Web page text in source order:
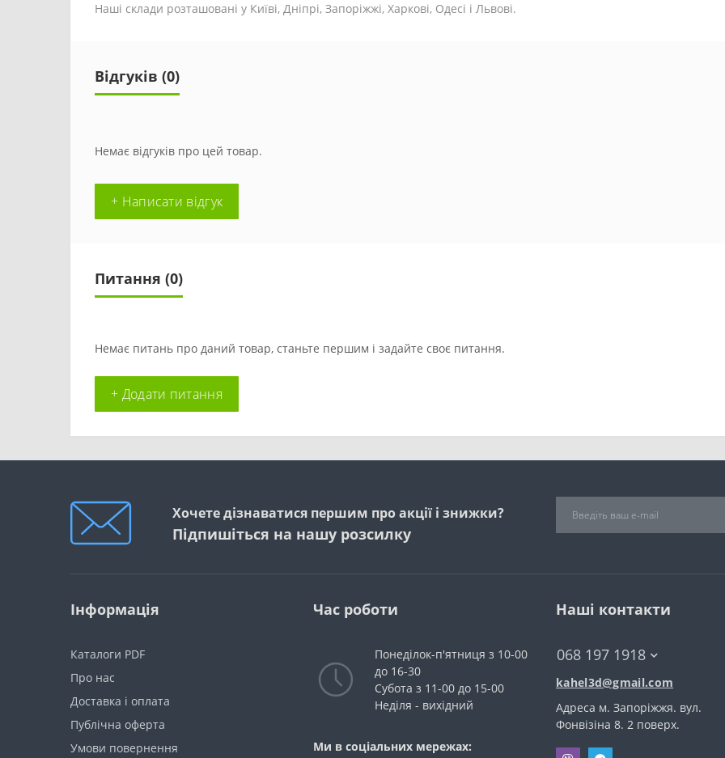
Наші склади розташовані у Київі, Дніпрі, Запоріжжі, Харкові, Одесі і Львові.
Відгуків (0)
Немає відгуків про цей товар.
+ Написати відгук
Питання (0)
Немає питань про даний товар, станьте першим і задайте своє питання.
+ Додати питання
Хочете дізнаватися першим про акції і знижки?
Підпишіться на нашу розсилку
Інформація
Каталоги PDF
Про нас
Доставка і оплата
Публічна оферта
Умови повернення
Час роботи
Понеділок-п'ятниця з 10-00
до 16-30
Субота з 11-00 до 15-00
Неділя - вихідний
Ми в соціальних мережах:
Наші контакти
068 197 1918
kahel3d@gmail.com
Адреса м. Запоріжжя. вул.
Фонвiзiна 8. 2 поверх.